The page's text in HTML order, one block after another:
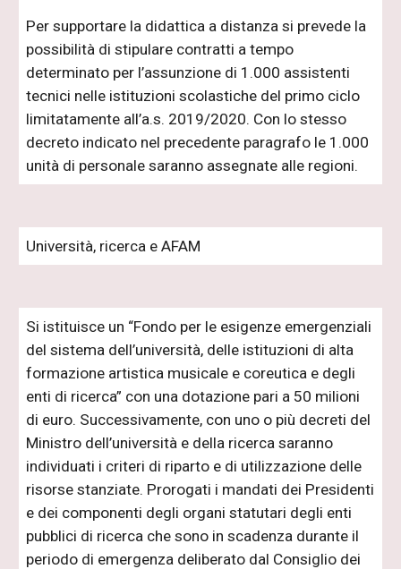
Per supportare la didattica a distanza si prevede la
possibilità di stipulare contratti a tempo
determinato per l’assunzione di 1.000 assistenti
tecnici nelle istituzioni scolastiche del primo ciclo
limitatamente all’a.s. 2019/2020. Con lo stesso
decreto indicato nel precedente paragrafo le 1.000
unità di personale saranno assegnate alle regioni.
Università, ricerca e AFAM
Si istituisce un “Fondo per le esigenze emergenziali
del sistema dell’università, delle istituzioni di alta
formazione artistica musicale e coreutica e degli
enti di ricerca” con una dotazione pari a 50 milioni
di euro. Successivamente, con uno o più decreti del
Ministro dell’università e della ricerca saranno
individuati i criteri di riparto e di utilizzazione delle
risorse stanziate. Prorogati i mandati dei Presidenti
e dei componenti degli organi statutari degli enti
pubblici di ricerca che sono in scadenza durante il
periodo di emergenza deliberato dal Consiglio dei